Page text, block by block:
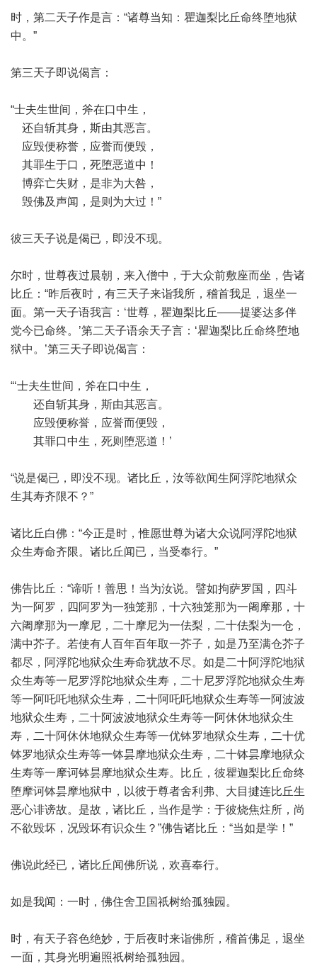
时，第二天子作是言：“诸尊当知：瞿迦梨比丘命终堕地狱
中。”
第三天子即说偈言：
“士夫生世间，斧在口中生，
还自斩其身，斯由其恶言。
应毁便称誉，应誉而便毁，
其罪生于口，死堕恶道中！
博弈亡失财，是非为大咎，
毁佛及声闻，是则为大过！”
彼三天子说是偈已，即没不现。
尔时，世尊夜过晨朝，来入僧中，于大众前敷座而坐，告诸
比丘：“昨后夜时，有三天子来诣我所，稽首我足，退坐一
面。第一天子语我言：‘世尊，瞿迦梨比丘——提婆达多伴
党今已命终。’第二天子语余天子言：‘瞿迦梨比丘命终堕地
狱中。’第三天子即说偈言：
“‘士夫生世间，斧在口中生，
还自斩其身，斯由其恶言。
应毁便称誉，应誉而便毁，
其罪口中生，死则堕恶道！’
“说是偈已，即没不现。诸比丘，汝等欲闻生阿浮陀地狱众
生其寿齐限不？”
诸比丘白佛：“今正是时，惟愿世尊为诸大众说阿浮陀地狱
众生寿命齐限。诸比丘闻已，当受奉行。”
佛告比丘：“谛听！善思！当为汝说。譬如拘萨罗国，四斗
为一阿罗，四阿罗为一独笼那，十六独笼那为一阇摩那，十
六阇摩那为一摩尼，二十摩尼为一佉梨，二十佉梨为一仓，
满中芥子。若使有人百年百年取一芥子，如是乃至满仓芥子
都尽，阿浮陀地狱众生寿命犹故不尽。如是二十阿浮陀地狱
众生寿等一尼罗浮陀地狱众生寿，二十尼罗浮陀地狱众生寿
等一阿吒吒地狱众生寿，二十阿吒吒地狱众生寿等一阿波波
地狱众生寿，二十阿波波地狱众生寿等一阿休休地狱众生
寿，二十阿休休地狱众生寿等一优钵罗地狱众生寿，二十优
钵罗地狱众生寿等一钵昙摩地狱众生寿，二十钵昙摩地狱众
生寿等一摩诃钵昙摩地狱众生寿。比丘，彼瞿迦梨比丘命终
堕摩诃钵昙摩地狱中，以彼于尊者舍利弗、大目揵连比丘生
恶心诽谤故。是故，诸比丘，当作是学：于彼烧焦炷所，尚
不欲毁坏，况毁坏有识众生？”佛告诸比丘：“当如是学！”
佛说此经已，诸比丘闻佛所说，欢喜奉行。
如是我闻：一时，佛住舍卫国祇树给孤独园。
时，有天子容色绝妙，于后夜时来诣佛所，稽首佛足，退坐
一面，其身光明遍照祇树给孤独园。